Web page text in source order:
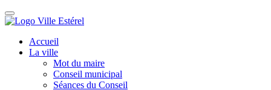
Accueil
La ville
Mot du maire
Conseil municipal
Séances du Conseil